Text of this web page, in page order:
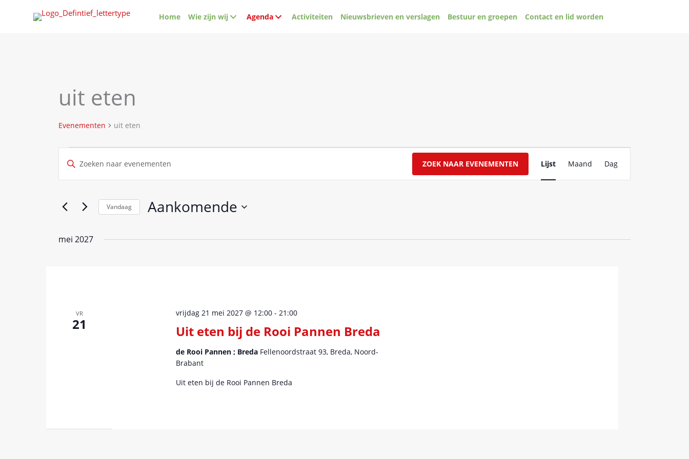
Home Wie zijn wij Agenda Activiteiten Nieuwsbrieven en verslagen Bestuur en groepen Contact en lid worden
uit eten
Evenementen uit eten
Zoeken
en
navigatie
Vul
Zoek
Evenementen
ZOEK NAAR EVENEMENTEN
weergaven
navigatie
Lijst Maand Dag
Vandaag Aankomende
mei 2027
VR
21 Uit eten bij de Rooi Pannen Breda
vrijdag 21 mei 2027 @ 12:00 -21:00
de Rooi Pannen ; Breda Fellenoordstraat 93, Breda, Noord-
Brabant
Uit eten bij de Rooi Pannen Breda